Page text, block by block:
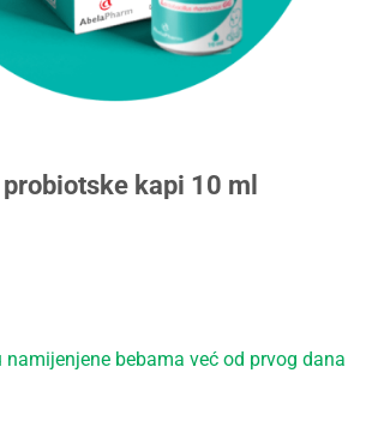
kapi 10 ml
namijenjene bebama već od prvog dana